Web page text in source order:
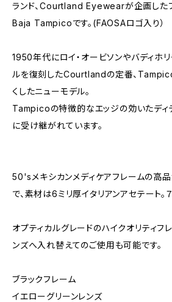
ランド、Courtland Eyewearが企画した
Baja Tampicoです。(FAOSAロゴ入り）
1950年代にロイ・オービソンやバディホ
ルを復刻したCourtlandの定番、
くしたニューモデル。
Tampicoの特徴的なエッジの効いたディ
に受け継がれています。
50'sメキシカンメディケアフレームの高
で、素材は6ミリ厚イタリアンアセテート。
オプティカルグレードのハイクオリティフ
ンズへ入れ替えてのご使用も可能です。
ブラックフレーム
イエローグリーンレンズ